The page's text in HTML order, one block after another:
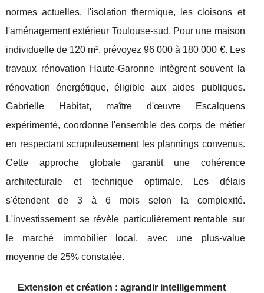
normes actuelles, l'isolation thermique, les cloisons et
l'aménagement extérieur Toulouse-sud. Pour une maison
individuelle de 120 m², prévoyez 96 000 à 180 000 €. Les
travaux rénovation Haute-Garonne intègrent souvent la
rénovation énergétique, éligible aux aides publiques.
Gabrielle Habitat, maître d'œuvre Escalquens
expérimenté, coordonne l'ensemble des corps de métier
en respectant scrupuleusement les plannings convenus.
Cette approche globale garantit une cohérence
architecturale et technique optimale. Les délais
s'étendent de 3 à 6 mois selon la complexité.
L'investissement se révèle particulièrement rentable sur
le marché immobilier local, avec une plus-value
moyenne de 25% constatée.
Extension et création : agrandir intelligemment